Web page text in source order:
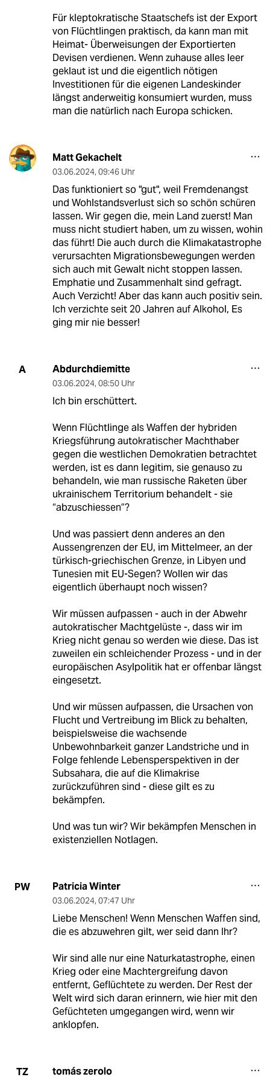
Für kleptokratische Staatschefs ist der Export
von Flüchtlingen praktisch, da kann man mit
Heimat- Überweisungen der Exportierten
Devisen verdienen. Wenn zuhause alles leer
geklaut ist und die eigentlich nötigen
Investitionen für die eigenen Landeskinder
längst anderweitig konsumiert wurden, muss
man die natürlich nach Europa schicken.
Matt Gekachelt
03.06.2024, 09:46 Uhr
Das funktioniert so "gut", weil Fremdenangst
und Wohlstandsverlust sich so schön schüren
lassen. Wir gegen die, mein Land zuerst! Man
muss nicht studiert haben, um zu wissen, wohin
das führt! Die auch durch die Klimakatastrophe
verursachten Migrationsbewegungen werden
sich auch mit Gewalt nicht stoppen lassen.
Emphatie und Zusammenhalt sind gefragt.
Auch Verzicht! Aber das kann auch positiv sein.
Ich verzichte seit 20 Jahren auf Alkohol, Es
ging mir nie besser!
A Abdurchdiemitte
03.06.2024, 08:50 Uhr
Ich bin erschüttert.
Wenn Flüchtlinge als Waffen der hybriden
Kriegsführung autokratischer Machthaber
gegen die westlichen Demokratien betrachtet
werden, ist es dann legitim, sie genauso zu
behandeln, wie man russische Raketen über
ukrainischem Territorium behandelt - sie
“abzuschiessen”?
Und was passiert denn anderes an den
Aussengrenzen der EU, im Mittelmeer, an der
türkisch-griechischen Grenze, in Libyen und
Tunesien mit EU-Segen? Wollen wir das
eigentlich überhaupt noch wissen?
Wir müssen aufpassen - auch in der Abwehr
autokratischer Machtgelüste -, dass wir im
Krieg nicht genau so werden wie diese. Das ist
zuweilen ein schleichender Prozess - und in der
europäischen Asylpolitik hat er offenbar längst
eingesetzt.
Und wir müssen aufpassen, die Ursachen von
Flucht und Vertreibung im Blick zu behalten,
beispielsweise die wachsende
Unbewohnbarkeit ganzer Landstriche und in
Folge fehlende Lebensperspektiven in der
Subsahara, die auf die Klimakrise
zurückzuführen sind - diese gilt es zu
bekämpfen.
Und was tun wir? Wir bekämpfen Menschen in
existenziellen Notlagen.
PW Patricia Winter
03.06.2024, 07:47 Uhr
Liebe Menschen! Wenn Menschen Waffen sind,
die es abzuwehren gilt, wer seid dann Ihr?
Wir sind alle nur eine Naturkatastrophe, einen
Krieg oder eine Machtergreifung davon
entfernt, Geflüchtete zu werden. Der Rest der
Welt wird sich daran erinnern, wie hier mit den
Gefüchteten umgegangen wird, wenn wir
anklopfen.
TZ tomás zerolo